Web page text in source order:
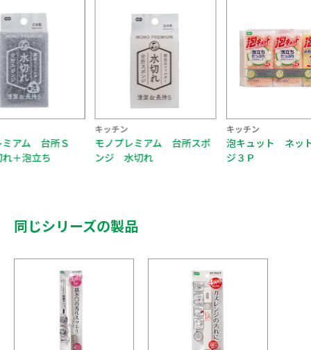
ミアム 台所Ｓ
＋泡立ち
キッチン
モノプレミアム 台所スポ
ンジ 水切れ
キッチン
泡キュット ネッ
ジ３Ｐ
同じシリーズの製品